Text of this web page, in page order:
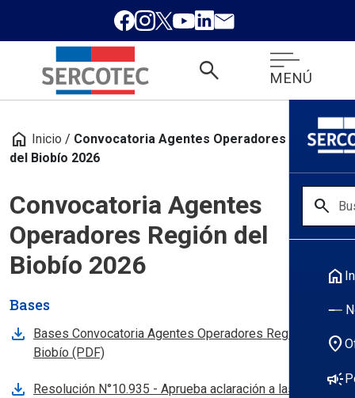
search MENÚ
search
home
location_on
campaign
home Inicio / Convocatoria Agentes Operadores Región
del Biobío 2026
Convocatoria Agentes
Operadores Región del
Biobío 2026
Bases
Bases Convocatoria Agentes Operadores Región del
Biobío (PDF), abre en nueva pestaña
Resolución N°10.935 - Aprueba aclaración a las Bases